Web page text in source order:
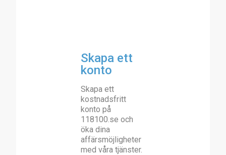
Skapa ett
konto
Skapa ett
kostnadsfritt
konto på
118100.se och
öka dina
affärsmöjligheter
med våra tjänster.